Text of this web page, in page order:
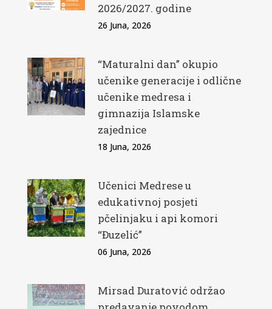
2026/2027. godine
26 Juna, 2026
“Maturalni dan” okupio
učenike generacije i odlične
učenike medresa i
gimnazija Islamske
zajednice
18 Juna, 2026
Učenici Medrese u
edukativnoj posjeti
pčelinjaku i api komori
“Đuzelić”
06 Juna, 2026
Mirsad Duratović održao